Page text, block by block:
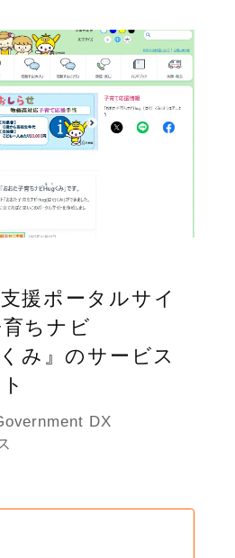
援ポータルサイ
育ちナビ
み』のサービス
DX